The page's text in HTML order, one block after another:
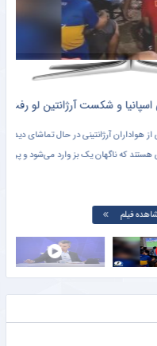
کلیپ طنز ؛ عامل اصلی قهرمانی اسپانیا و شکست آرژانتین لو رفت !! + سند
در حال تماشای دیدار فینال
یک بز وارد می‌شود و پرده را با خود